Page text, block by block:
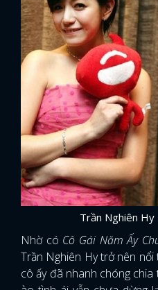
Trần Nghiên Hy
Nhờ có Cô Gái Năm Ấy
Trần Nghiên Hy trở nên
cô ấy đã nhanh chóng